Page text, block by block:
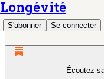
Longévité
S'abonner Se connecter
Écoutez